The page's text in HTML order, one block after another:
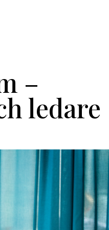
–
ledare